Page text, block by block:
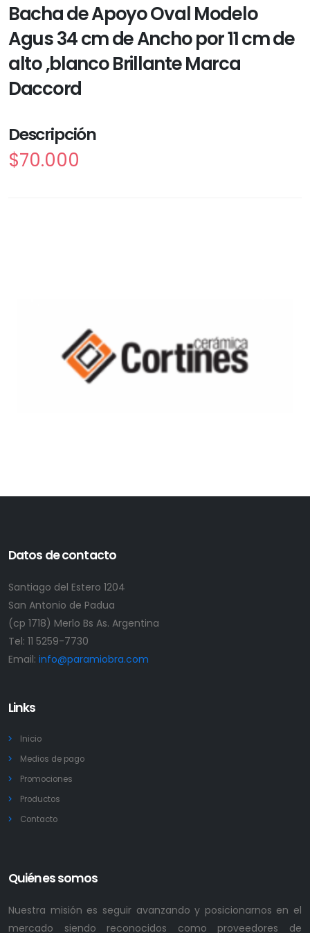
Bacha de Apoyo Oval Modelo
Agus 34 cm de Ancho por 11 cm de
alto ,blanco Brillante Marca
Daccord
Descripción
$70.000
Datos de contacto
Santiago del Estero 1204
San Antonio de Padua
(cp 1718) Merlo Bs As. Argentina
Tel: 11 5259-7730
Email: info@paramiobra.com
Links
Inicio
Medios de pago
Promociones
Productos
Contacto
Quiénes somos
Nuestra misión es seguir avanzando y posicionarnos en el
mercado siendo reconocidos como proveedores de